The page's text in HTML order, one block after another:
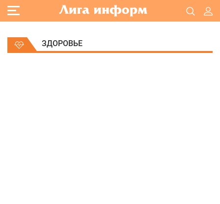
ЗДОРОВЬЕ